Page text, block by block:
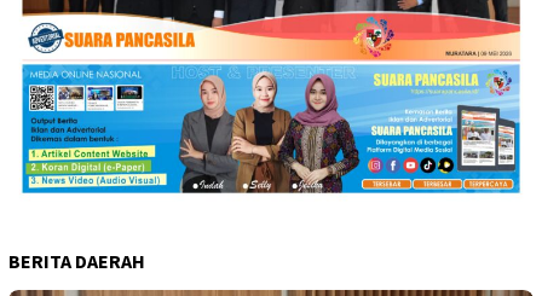
BERITA DAERAH